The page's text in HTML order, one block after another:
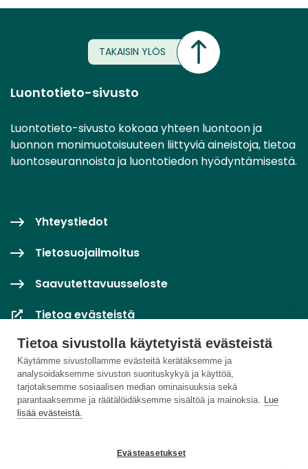
Tietoa sivustolla käytetyistä evästeistä
Käytämme sivustollamme evästeitä kerätäksemme ja
analysoidaksemme sivuston suorituskykyä ja käyttöä,
tarjotaksemme sosiaalisen median ominaisuuksia sekä
parantaaksemme ja räätälöidäksemme sisältöä ja mainoksia. Lue
lisää evästeistä.
Evästeasetukset
TAKAISIN YLÖS
Luontotieto-sivusto
Luontotieto-sivusto kokoaa yhteen luontoon ja
luonnon monimuotoisuuteen liittyviä aineistoja, tietoa
luontoseurannoista ja luontotiedon hyödyntämisestä.
Yhteystiedot
Tietosuojailmoitus
Saavutettavuusseloste
Tietoa evästeistä
Evästeasetukset